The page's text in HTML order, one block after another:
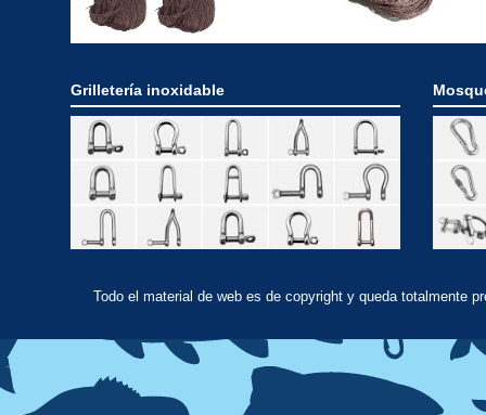
Grilletería inoxidable
Todo el material de web es de copyright y queda totalmente